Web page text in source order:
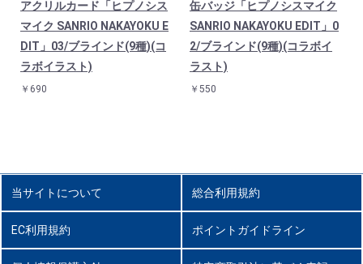
アクリルカード「ヒプノシス
マイク SANRIO NAKAYOKU E
DIT」03/ブラインド(9種)(コ
ラボイラスト)
￥690
缶バッジ「ヒプノシスマイク
SANRIO NAKAYOKU EDIT」0
2/ブラインド(9種)(コラボイ
ラスト)
￥550
当サイトについて 総合利用規約
EC利用規約 ポイントガイドライン